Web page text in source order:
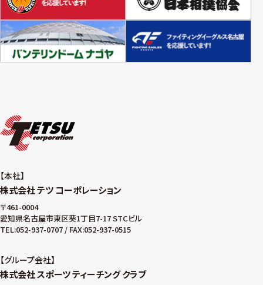
本社
株式会社 テツ コーポレーション
〒461-0004
愛知県名古屋市東区葵1丁目7-17 STCビル
TEL:052-937-0707 / FAX:052-937-0515
グループ会社
株式会社 スポーツ ティーチング クラブ